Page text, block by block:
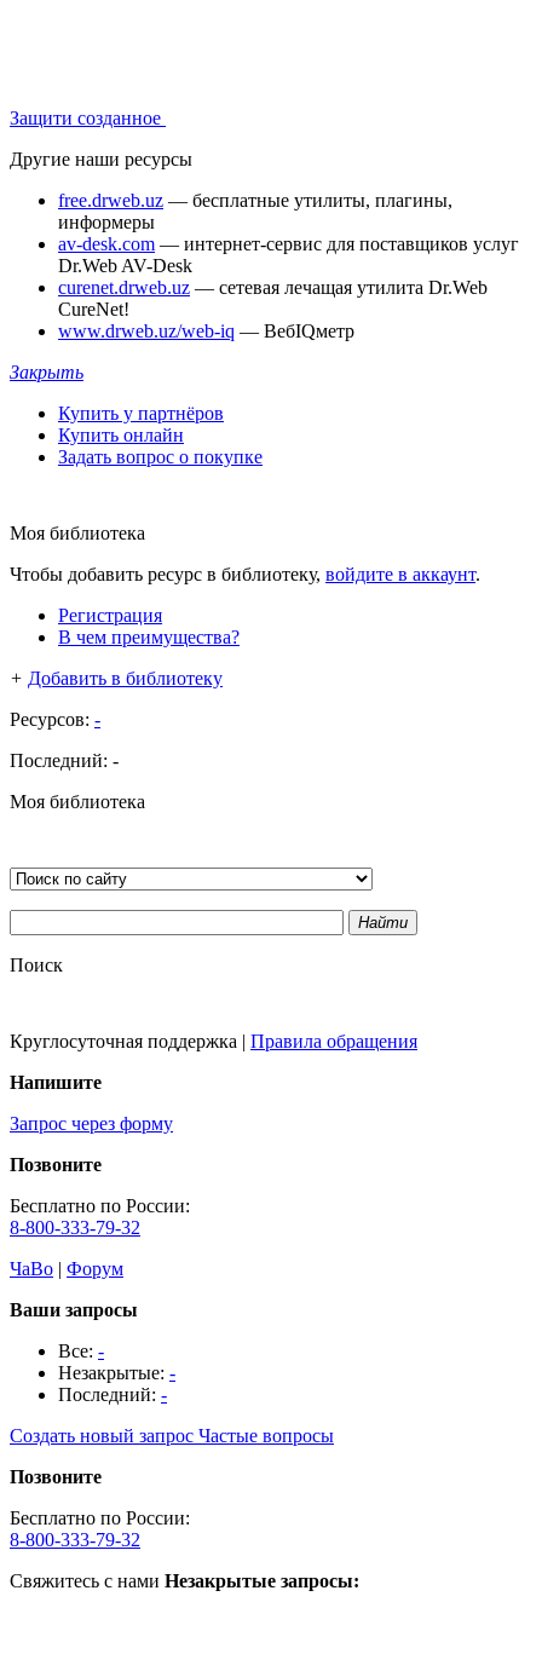
Защити созданное
Другие наши ресурсы
free.drweb.uz — бесплатные утилиты, плагины,
информеры
av-desk.com — интернет-сервис для поставщиков услуг
Dr.Web AV-Desk
curenet.drweb.uz — сетевая лечащая утилита Dr.Web
CureNet!
www.drweb.uz/web-iq — ВебIQметр
Закрыть
Купить у партнёров
Купить онлайн
Задать вопрос о покупке
Моя библиотека
Чтобы добавить ресурс в библиотеку, войдите в аккаунт.
Регистрация
В чем преимущества?
+ Добавить в библиотеку
Ресурсов: -
Последний: -
Моя библиотека
Найти
Поиск
Круглосуточная поддержка | Правила обращения
Напишите
Запрос через форму
Позвоните
Бесплатно по России:
8-800-333-79-32
ЧаВо | Форум
Ваши запросы
Все: -
Незакрытые: -
Последний: -
Создать новый запрос Частые вопросы
Позвоните
Бесплатно по России:
8-800-333-79-32
Свяжитесь с нами Незакрытые запросы: